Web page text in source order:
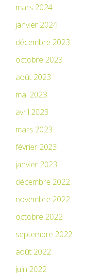
mars 2024
janvier 2024
décembre 2023
octobre 2023
août 2023
mai 2023
avril 2023
mars 2023
février 2023
janvier 2023
décembre 2022
novembre 2022
octobre 2022
septembre 2022
août 2022
juin 2022